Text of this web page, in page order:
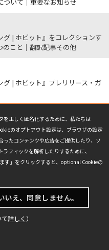
ついて｜重要なお知らせ
グ | ホビット』をコレクションす
のこと｜翻訳記事その他
グ | ホビット』プレリリース・ガ
ャザリング | マーベル スーパ
ユウキの「プロツアー参戦記」
開発秘話
を正しく匿名化するために、私たちは
のオプトアウト設定は、ブラウザの設定
ったコンテンツや広告をご提供したり、ソ
フィックを解析したりするために、
す」をクリックすると、optional Cookieの
いえ、同意しません。
て詳しく ）